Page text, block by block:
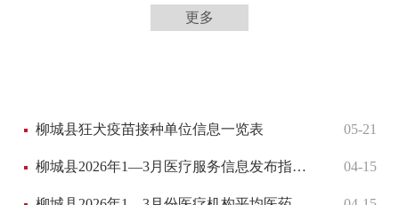
更多
柳城县狂犬疫苗接种单位信息一览表 05-21
柳城县2026年1—3月医疗服务信息发布指标表 04-15